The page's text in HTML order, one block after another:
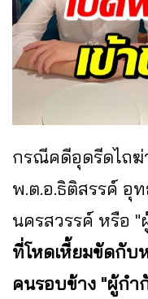
กรณีคดีอุดรีดไถฆ่
พ.ต.อ.ธิติสรรค์ อุ
นครสวรรค์ หรือ "
ที่โหดเหี้ยมขัดกับ
คนรอบข้าง "ผู้กำ